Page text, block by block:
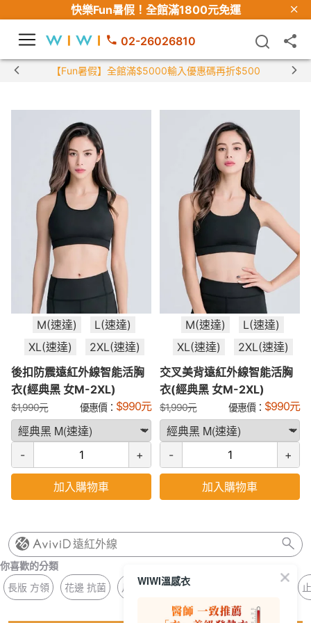
快樂Fun暑假！ 全館滿1800元免運
02-26026810
【Fun暑假】全館滿$5000輸入優惠碼再折$500
M(速達)
L(速達)
XL(速達)
2XL(速達)
後扣防震遠紅外線智能活胸
衣(經典黑 女M-2XL)
$1,990元 優惠價： $990元
- +
加入購物車
M(速達)
L(速達)
XL(速達)
2XL(速達)
交叉美背遠紅外線智能活胸
衣(經典黑 女M-2XL)
$1,990元 優惠價： $990元
- +
加入購物車
遠紅外線
你喜歡的分類
長版 方領
花邊 抗菌 月牙 杯墊 抗菌 無痕褲
WIWI溫感衣